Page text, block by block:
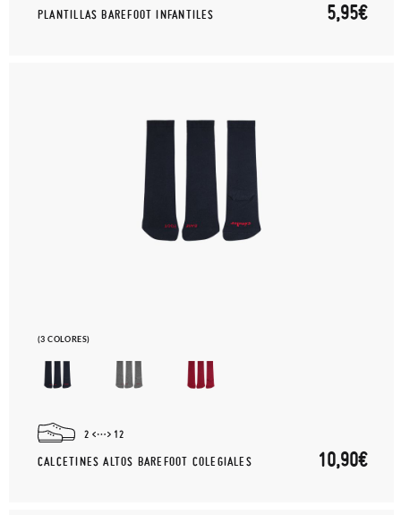
PLANTILLAS BAREFOOT INFANTILES 5,95€
(3 COLORES)
2 12
CALCETINES ALTOS BAREFOOT COLEGIALES 10,90€